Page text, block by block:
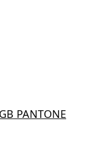
PANTONE